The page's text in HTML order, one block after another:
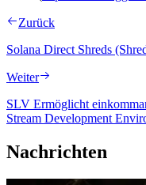
Zurück
Solana Direct Shreds
Weiter
SLV Ermöglicht
Stream Development
Nachrichten